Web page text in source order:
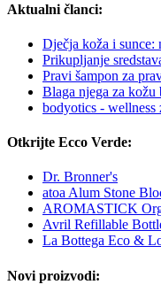
Aktualni članci:
Dječja koža i sunce:
Prikupljanje
Pravi šampon za
Blaga njega za kožu
bodyotics -
Otkrijte Ecco Verde:
Dr. Bronner's
atoa Alum Stone
AROMASTICK
Avril Refillable
La Bottega Eco &
Novi proizvodi: